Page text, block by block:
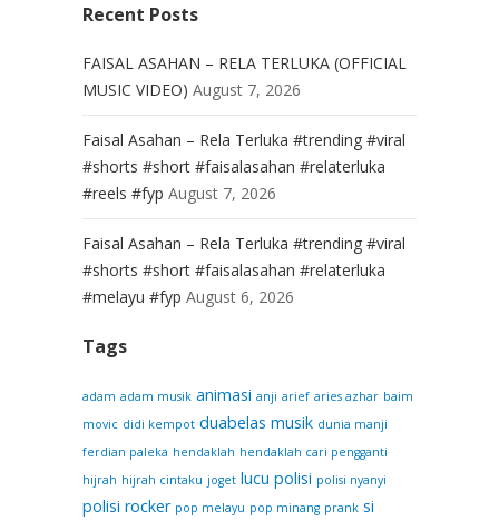
Recent Posts
FAISAL ASAHAN – RELA TERLUKA (OFFICIAL
MUSIC VIDEO) August 7, 2026
Faisal Asahan – Rela Terluka #trending #viral
#shorts #short #faisalasahan #relaterluka
#reels #fyp August 7, 2026
Faisal Asahan – Rela Terluka #trending #viral
#shorts #short #faisalasahan #relaterluka
#melayu #fyp August 6, 2026
Tags
adam adam musik animasi anji arief aries azhar baim
movic didi kempot duabelas musik dunia manji
ferdian paleka hendaklah hendaklah cari pengganti
hijrah hijrah cintaku joget lucu polisi polisi nyanyi
polisi rocker pop melayu pop minang prank si